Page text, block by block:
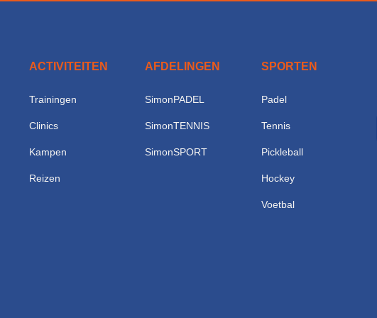
ACTIVITEITEN
Trainingen
Clinics
Kampen
Reizen
AFDELINGEN
SimonPADEL
SimonTENNIS
SimonSPORT
SPORTEN
Padel
Tennis
Pickleball
Hockey
Voetbal